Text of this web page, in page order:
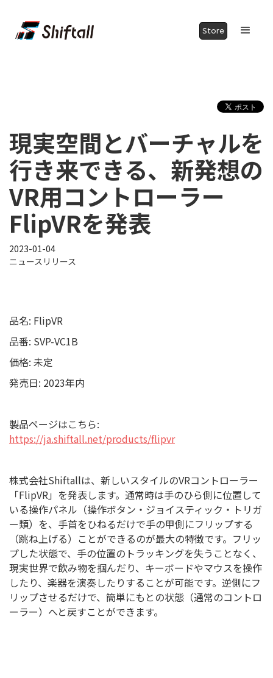
Store
現実空間とバーチャルを
行き来できる、新発想の
VR用コントローラー
FlipVRを発表
2023-01-04
ニュースリリース
品名: FlipVR
品番: SVP-VC1B
価格: 未定
発売日: 2023年内
製品ページはこちら:
https://ja.shiftall.net/products/flipvr
株式会社Shiftallは、新しいスタイルのVRコントローラー
「FlipVR」を発表します。通常時は手のひら側に位置して
いる操作パネル（操作ボタン・ジョイスティック・トリガ
ー類）を、手首をひねるだけで手の甲側にフリップする
（跳ね上げる）ことができるのが最大の特徴です。フリッ
プした状態で、手の位置のトラッキングを失うことなく、
現実世界で飲み物を掴んだり、キーボードやマウスを操作
したり、楽器を演奏したりすることが可能です。逆側にフ
リップさせるだけで、簡単にもとの状態（通常のコントロ
ーラー）へと戻すことができます。